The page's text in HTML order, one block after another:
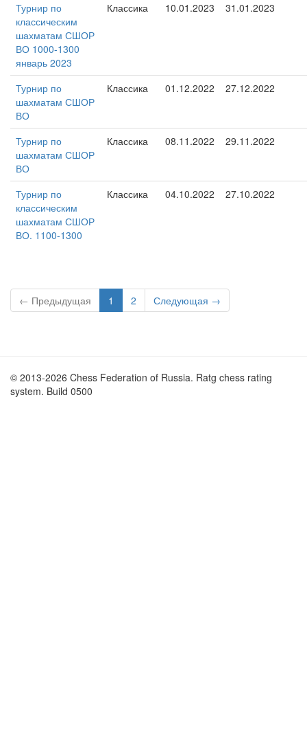
Турнир по
классическим
шахматам СШОР
ВО 1000-1300
январь 2023
Классика 10.01.2023 31.01.2023
Турнир по
шахматам СШОР
ВО
Классика 01.12.2022 27.12.2022
Турнир по
шахматам СШОР
ВО
Классика 08.11.2022 29.11.2022
Турнир по
классическим
шахматам СШОР
ВО. 1100-1300
Классика 04.10.2022 27.10.2022
← Предыдущая 1 2 Следующая →
© 2013-2026 Chess Federation of Russia. Ratg chess rating
system. Build 0500